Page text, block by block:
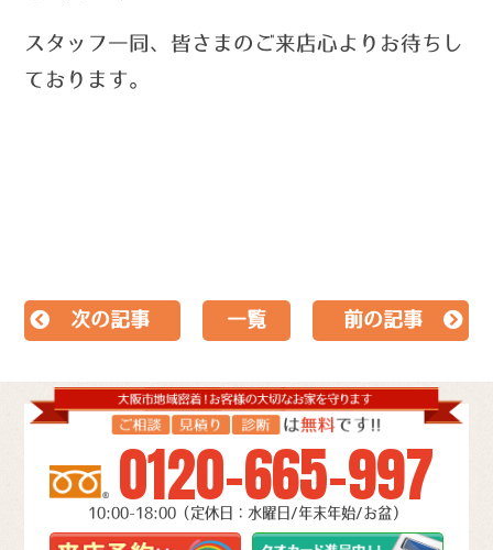
スタッフ一同、皆さまのご来店心よりお待ちし
ております。
次の記事 一覧 前の記事
0120-665-997
10:00-18:00（定休日：水曜日/年末年始/お盆）